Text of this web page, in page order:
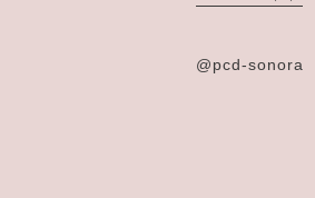
@pcd-sonora